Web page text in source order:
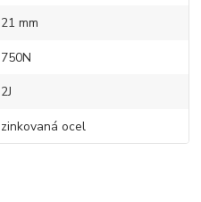
21 mm
750N
2J
zinkovaná ocel